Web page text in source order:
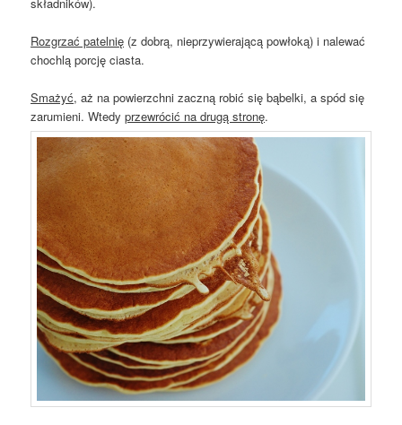
Rozgrzać patelnię (z dobrą, nieprzywierającą powłoką) i nalewać
chochlą porcję ciasta.
Smażyć, aż na powierzchni zaczną robić się bąbelki, a spód się
zarumieni. Wtedyprzewrócić na drugą stronę.